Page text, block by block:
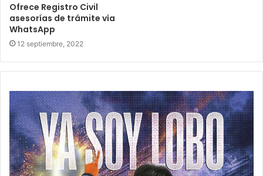
Ofrece Registro Civil
asesorías de trámite vía
WhatsApp
12 septiembre, 2022